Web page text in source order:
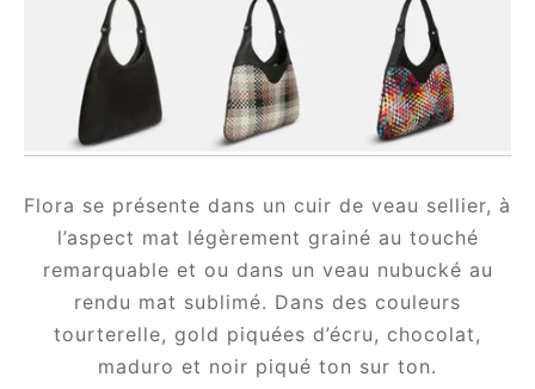
Flora se présente dans un cuir de veau sellier, à
l’aspect mat légèrement grainé au touché
remarquable et ou dans un veau nubucké au
rendu mat sublimé. Dans des couleurs
tourterelle, gold piquées d’écru, chocolat,
maduro et noir piqué ton sur ton.